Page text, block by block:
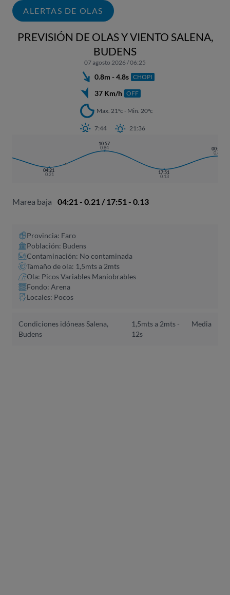
ALERTAS DE OLAS
PREVISIÓN DE OLAS Y VIENTO SALENA,
BUDENS
07 agosto 2026 / 06:25
0.8m - 4.8s CHOPI
37 Km/h OFF
Max. 21ºc - Min. 20ºc
7:44 21:36
04:21
0.21
10:57
0.84
17:51
0.13
00:07
0.63
Marea baja 04:21 - 0.21 / 17:51 - 0.13
Provincia: Faro
Población: Budens
Contaminación: No contaminada
Tamaño de ola: 1,5mts a 2mts
Ola: Picos Variables Maniobrables
Fondo: Arena
Locales: Pocos
Condiciones idóneas Salena,
Budens
1,5mts a 2mts -
12s
Media